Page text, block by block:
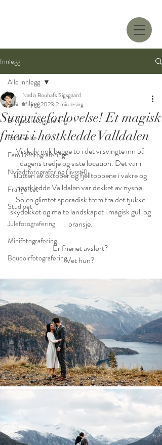
Innlegg
Alle innlegg
Bryllupsfotografering
Forlovelse
Familiefotografering
Nyfødtfotografering (livsstil)
Fra hjertet
Studioet
Julefotografering
Minifotografering
Boudoirfotografering
Alle innlegg
Surpriseforlovelse! Et magisk
frieri i høstkledde Valldalen
Nadia Bouhafs Sigsgaard
16. juni 2023 2 min lesing
Vi skalv nok begge to i det vi svingte inn på
dagens tredje og siste location. Det var i
slutten av oktober og fjelltoppene i vakre og
høstkledde Valldalen var dekket av nysnø.
Solen glimtet sporadisk frem fra det tjukke
skydekket og malte landskapet i magisk gull og
oransje.
Er frieriet avslørt?
Vet hun?